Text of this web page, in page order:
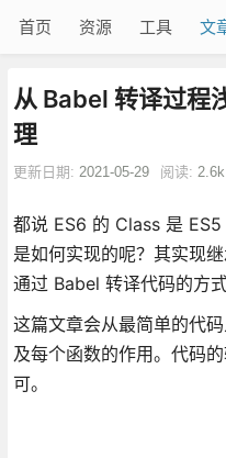
首页 资源 工具 文
从 Babel 转译过程
理
更新日期: 2021-05-29 阅读: 2.6k
都说 ES6 的 Class 是
是如何实现的呢？其实现
通过 Babel 转译代码的方
这篇文章会从最简单的代
及每个函数的作用。代码
可。